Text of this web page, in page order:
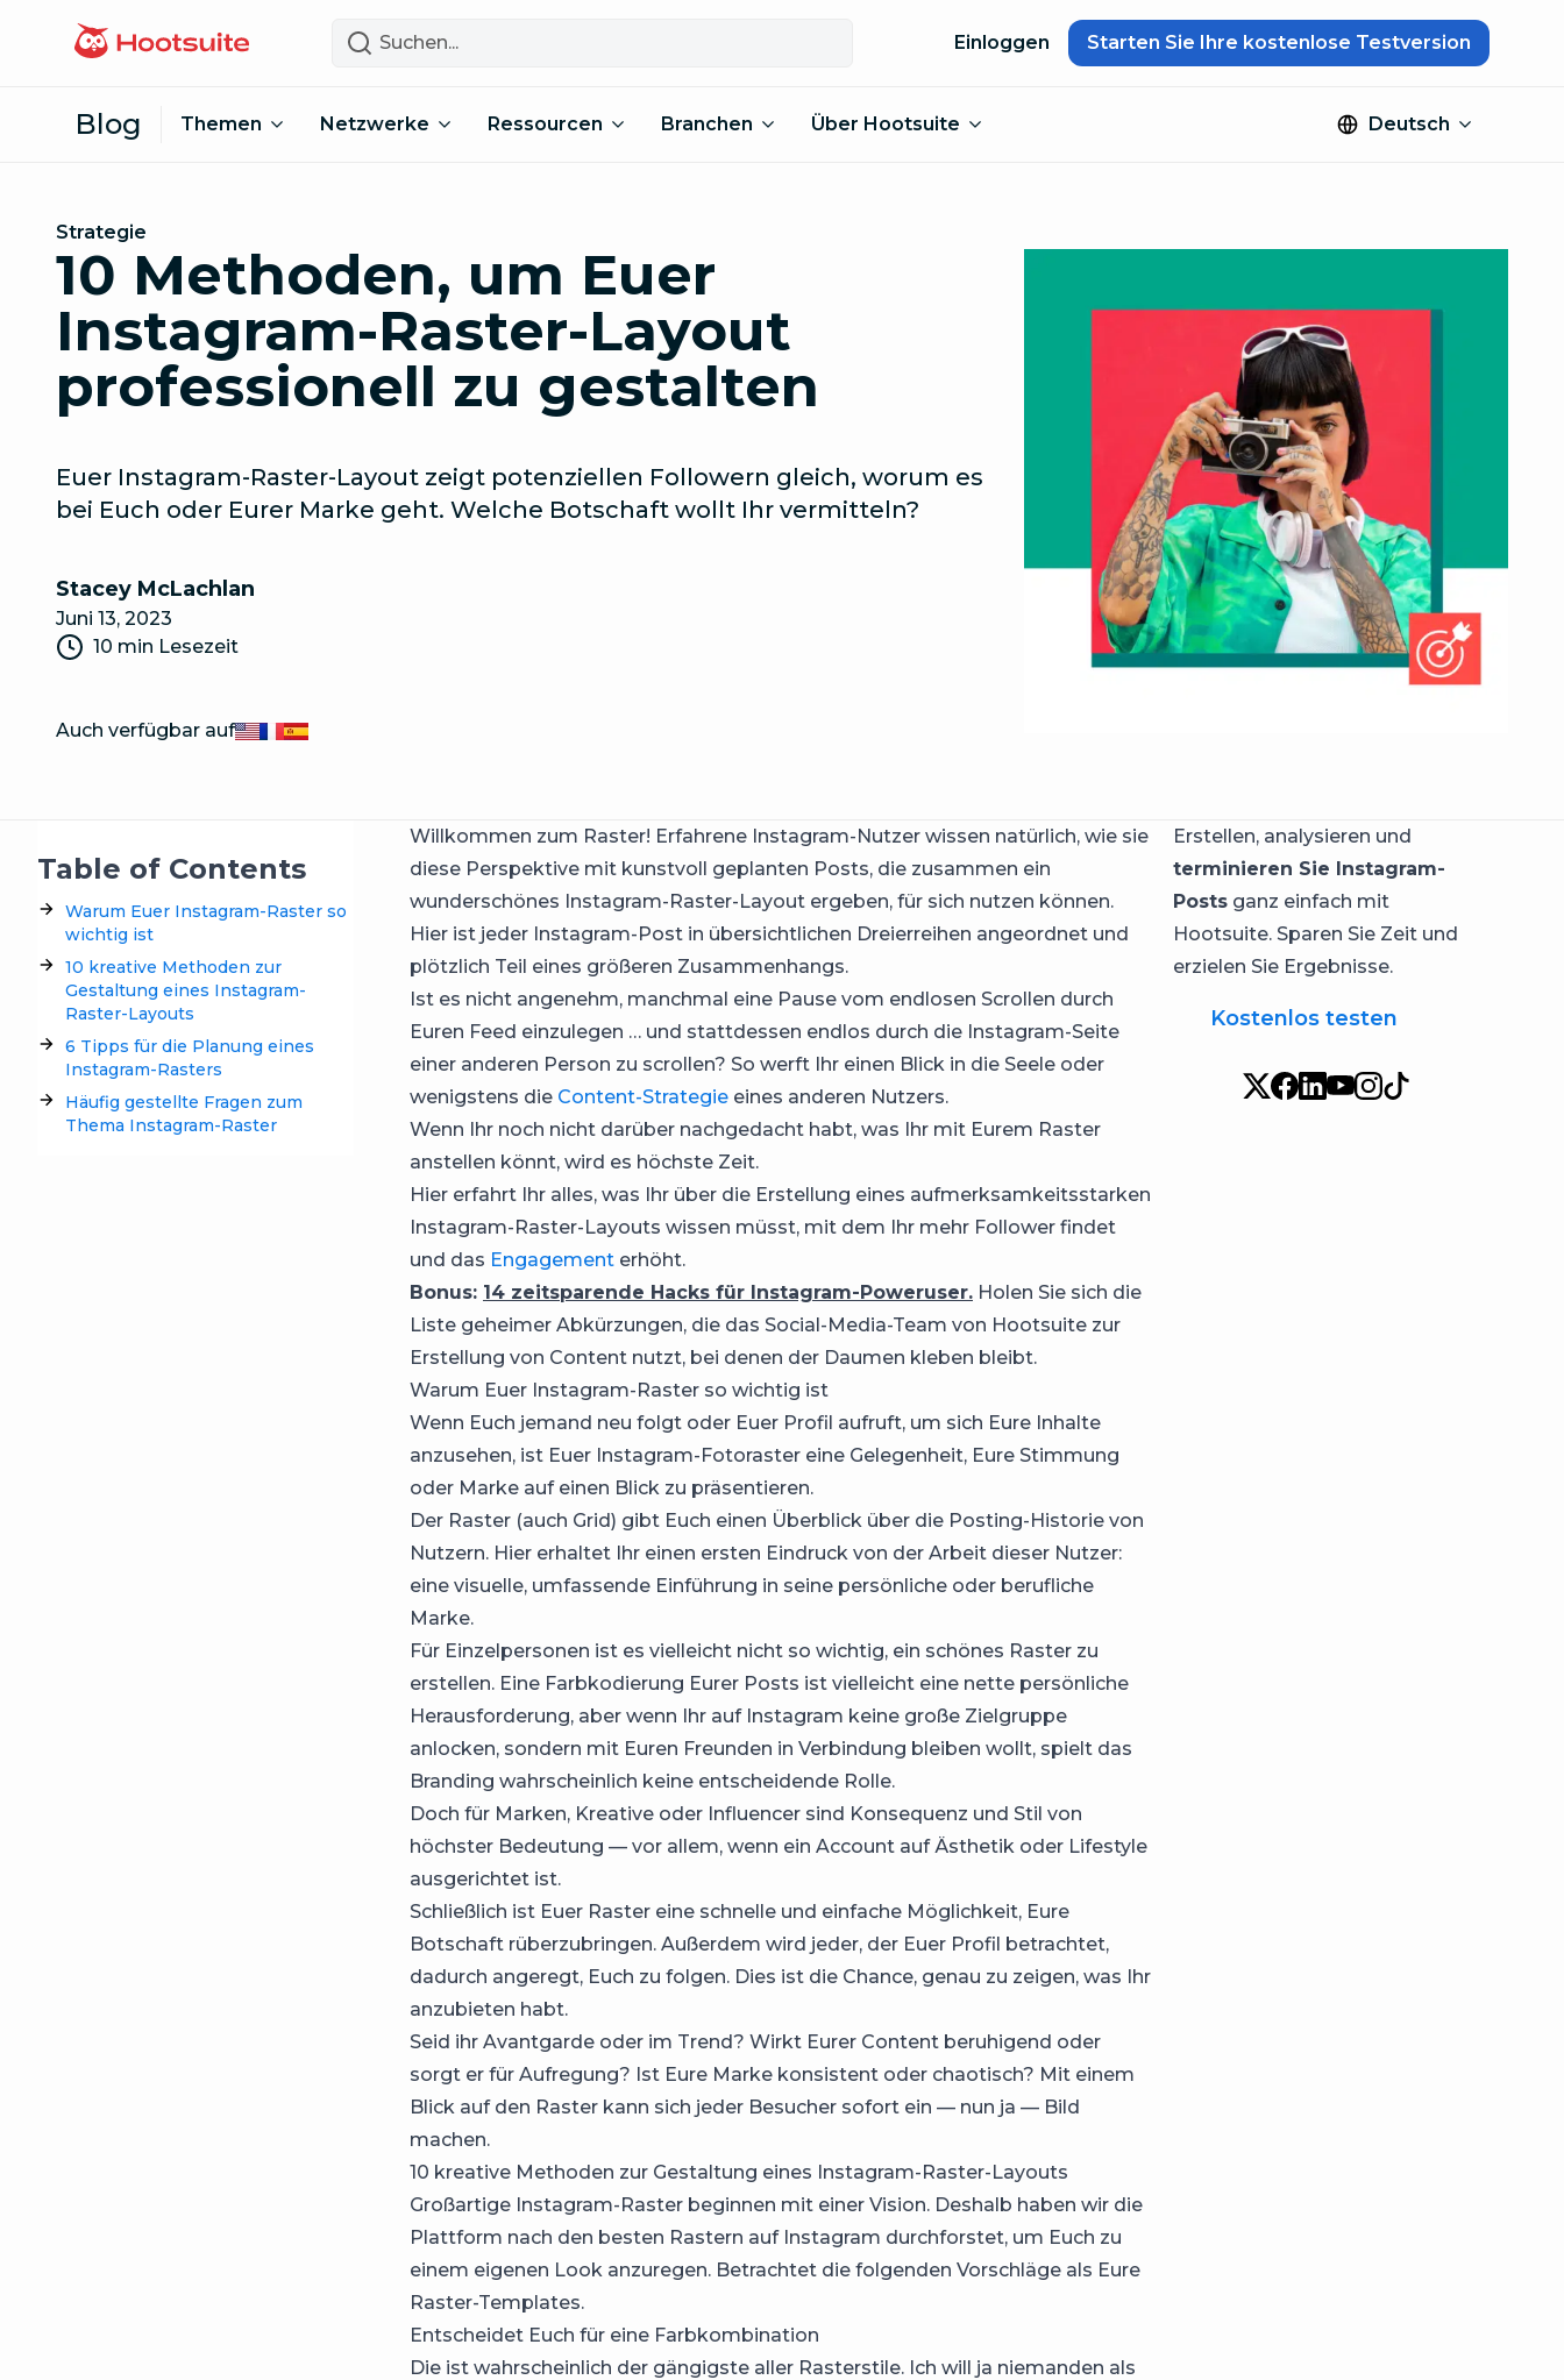
Suchen
Einloggen Starten Sie Ihre kostenlose Testversion
Blog Themen Netzwerke Ressourcen Branchen Über Hootsuite Deutsch
Strategie
10 Methoden, um Euer
Instagram-Raster-Layout
professionell zu gestalten
Euer Instagram-Raster-Layout zeigt potenziellen Followern gleich, worum es
bei Euch oder Eurer Marke geht. Welche Botschaft wollt Ihr vermitteln?
Stacey McLachlan
Juni 13, 2023
10 min Lesezeit
Auch verfügbar aufEnglish
Français
Español
Table of Contents
Warum Euer Instagram-Raster so
wichtig ist
10 kreative Methoden zur
Gestaltung eines Instagram-
Raster-Layouts
6 Tipps für die Planung eines
Instagram-Rasters
Häufig gestellte Fragen zum
Thema Instagram-Raster
Willkommen zum Raster! Erfahrene Instagram-Nutzer wissen natürlich, wie sie
diese Perspektive mit kunstvoll geplanten Posts, die zusammen ein
wunderschönes Instagram-Raster-Layout ergeben, für sich nutzen können.
Hier ist jeder Instagram-Post in übersichtlichen Dreierreihen angeordnet und
plötzlich Teil eines größeren Zusammenhangs.
Ist es nicht angenehm, manchmal eine Pause vom endlosen Scrollen durch
Euren Feed einzulegen … und stattdessen endlos durch die Instagram-Seite
einer anderen Person zu scrollen? So werft Ihr einen Blick in die Seele oder
wenigstens die Content-Strategie eines anderen Nutzers.
Wenn Ihr noch nicht darüber nachgedacht habt, was Ihr mit Eurem Raster
anstellen könnt, wird es höchste Zeit.
Hier erfahrt Ihr alles, was Ihr über die Erstellung eines aufmerksamkeitsstarken
Instagram-Raster-Layouts wissen müsst, mit dem Ihr mehr Follower findet
und das Engagement erhöht.
Bonus: 14 zeitsparende Hacks für Instagram-Poweruser. Holen Sie sich die
Liste geheimer Abkürzungen, die das Social-Media-Team von Hootsuite zur
Erstellung von Content nutzt, bei denen der Daumen kleben bleibt.
Warum Euer Instagram-Raster so wichtig ist
Wenn Euch jemand neu folgt oder Euer Profil aufruft, um sich Eure Inhalte
anzusehen, ist Euer Instagram-Fotoraster eine Gelegenheit, Eure Stimmung
oder Marke auf einen Blick zu präsentieren.
Der Raster (auch Grid) gibt Euch einen Überblick über die Posting-Historie von
Nutzern. Hier erhaltet Ihr einen ersten Eindruck von der Arbeit dieser Nutzer:
eine visuelle, umfassende Einführung in seine persönliche oder berufliche
Marke.
Für Einzelpersonen ist es vielleicht nicht so wichtig, ein schönes Raster zu
erstellen. Eine Farbkodierung Eurer Posts ist vielleicht eine nette persönliche
Herausforderung, aber wenn Ihr auf Instagram keine große Zielgruppe
anlocken, sondern mit Euren Freunden in Verbindung bleiben wollt, spielt das
Branding wahrscheinlich keine entscheidende Rolle.
Doch für Marken, Kreative oder Influencer sind Konsequenz und Stil von
höchster Bedeutung — vor allem, wenn ein Account auf Ästhetik oder Lifestyle
ausgerichtet ist.
Schließlich ist Euer Raster eine schnelle und einfache Möglichkeit, Eure
Botschaft rüberzubringen. Außerdem wird jeder, der Euer Profil betrachtet,
dadurch angeregt, Euch zu folgen. Dies ist die Chance, genau zu zeigen, was Ihr
anzubieten habt.
Seid ihr Avantgarde oder im Trend? Wirkt Eurer Content beruhigend oder
sorgt er für Aufregung? Ist Eure Marke konsistent oder chaotisch? Mit einem
Blick auf den Raster kann sich jeder Besucher sofort ein — nun ja — Bild
machen.
10 kreative Methoden zur Gestaltung eines Instagram-Raster-Layouts
Großartige Instagram-Raster beginnen mit einer Vision. Deshalb haben wir die
Plattform nach den besten Rastern auf Instagram durchforstet, um Euch zu
einem eigenen Look anzuregen. Betrachtet die folgenden Vorschläge als Eure
Raster-Templates.
Entscheidet Euch für eine Farbkombination
Die ist wahrscheinlich der gängigste aller Rasterstile. Ich will ja niemanden als
Erstellen, analysieren und
terminieren Sie Instagram-
Posts ganz einfach mit
Hootsuite. Sparen Sie Zeit und
erzielen Sie Ergebnisse.
Kostenlos testen